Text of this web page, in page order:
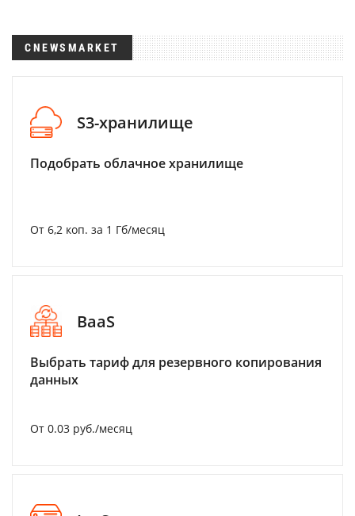
CNEWSMARKET
S3-хранилище
Подобрать облачное хранилище
От 6,2 коп. за 1 Гб/месяц
BaaS
Выбрать тариф для резервного копирования
данных
От 0.03 руб./месяц